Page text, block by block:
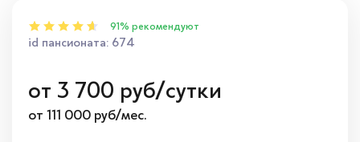
91% рекомендуют
id пансионата: 674
от 3 700 руб/сутки
от 111 000 руб/мес.